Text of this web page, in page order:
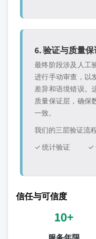
6. 验证与质量
最终阶段涉及人工
进行手动审查，以
差异和语境错误。
质量保证层，确保
一致。
我们的三层验证流
✓ 统计验证
✓
信任与可信度
10+